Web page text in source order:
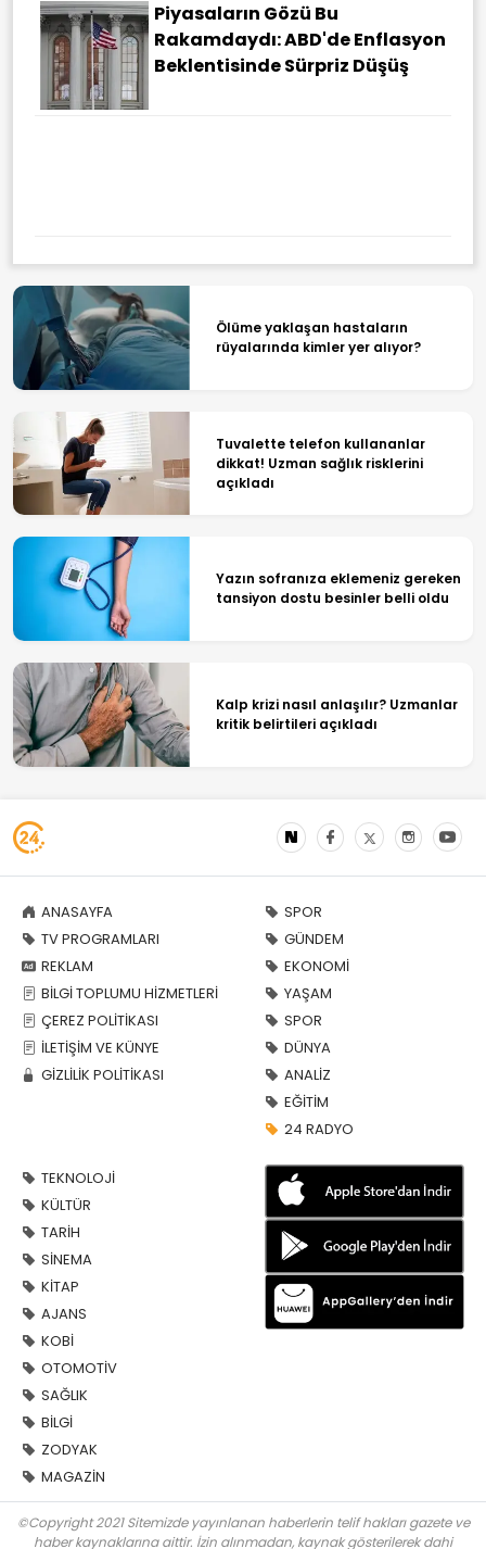
Piyasaların Gözü Bu
Rakamdaydı: ABD'de Enflasyon
Beklentisinde Sürpriz Düşüş
Ölüme yaklaşan hastaların
rüyalarında kimler yer alıyor?
Tuvalette telefon kullananlar
dikkat! Uzman sağlık risklerini
açıkladı
Yazın sofranıza eklemeniz gereken
tansiyon dostu besinler belli oldu
Kalp krizi nasıl anlaşılır? Uzmanlar
kritik belirtileri açıkladı
ANASAYFA
TV PROGRAMLARI
REKLAM
BİLGİ TOPLUMU HİZMETLERİ
ÇEREZ POLİTİKASI
İLETİŞİM VE KÜNYE
GİZLİLİK POLİTİKASI
SPOR
GÜNDEM
EKONOMİ
YAŞAM
SPOR
DÜNYA
ANALİZ
EĞİTİM
24 RADYO
TEKNOLOJİ
KÜLTÜR
TARİH
SİNEMA
KİTAP
AJANS
KOBİ
OTOMOTİV
SAĞLIK
BİLGİ
ZODYAK
MAGAZİN
©Copyright 2021 Sitemizde yayınlanan haberlerin telif hakları gazete ve
haber kaynaklarına aittir. İzin alınmadan, kaynak gösterilerek dahi